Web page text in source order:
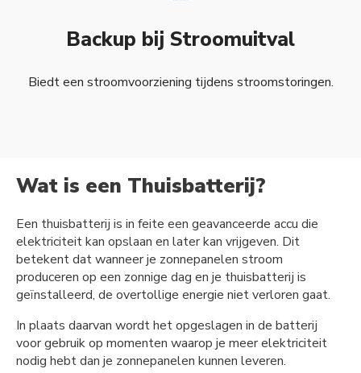
Backup bij Stroomuitval
Biedt een stroomvoorziening tijdens stroomstoringen.
Wat is een Thuisbatterij?
Een thuisbatterij is in feite een geavanceerde accu die
elektriciteit kan opslaan en later kan vrijgeven. Dit
betekent dat wanneer je zonnepanelen stroom
produceren op een zonnige dag en je thuisbatterij is
geïnstalleerd, de overtollige energie niet verloren gaat.
In plaats daarvan wordt het opgeslagen in de batterij
voor gebruik op momenten waarop je meer elektriciteit
nodig hebt dan je zonnepanelen kunnen leveren.